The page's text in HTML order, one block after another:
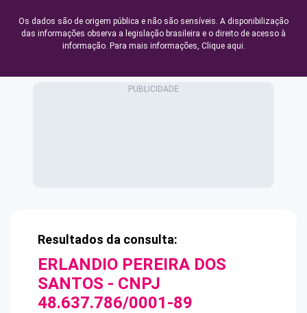
Os dados são de origem pública e não são sensíveis. A disponibilização
das informações observa a legislação brasileira e o direito de acesso à
informação. Para mais informações, Clique aqui.
Resultados da consulta:
ERLANDIO PEREIRA DOS
SANTOS - CNPJ
48.637.786/0001-89